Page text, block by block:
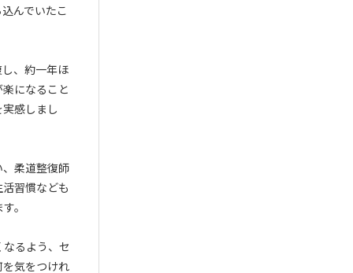
んでいたこ
、約一年ほ
になること
感しまし
柔道整復師
習慣なども
。
るよう、セ
気をつけれ